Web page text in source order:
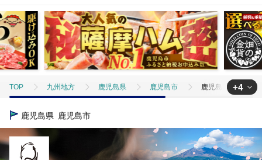
TOP 九州地方 鹿児島県 鹿児島市 鹿児島県産うな
TOP
魚介類 鹿児島県産うなぎ蒲焼 115g×5尾
TOP 加工食品 鹿児島県産うなぎ蒲焼 115g×5尾 575g以上 K379-
+4
鹿児島県 鹿児島市